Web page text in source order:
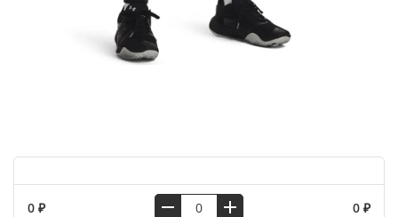
0 ₽ 0 ₽